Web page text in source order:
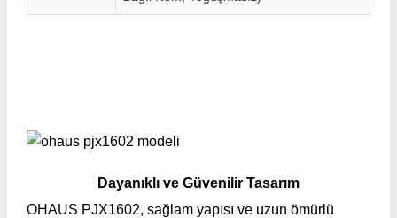
Dayanıklı ve Güvenilir Tasarım
OHAUS PJX1602, sağlam yapısı ve uzun ömürlü